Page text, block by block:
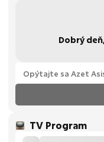
Dobrý
TV Program